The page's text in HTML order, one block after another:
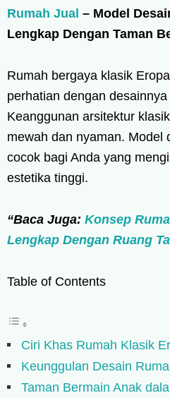
Rumah Jual – Model
Lengkap Dengan Taman
Rumah bergaya klasik
perhatian dengan
Keanggunan arsitektur
mewah dan nyaman. Model
cocok bagi Anda yang
estetika tinggi.
“Baca Juga: Konsep
Lengkap Dengan Ruang
Table of Contents
Ciri Khas Rumah Klasik
Keunggulan Desain
Taman Bermain Anak